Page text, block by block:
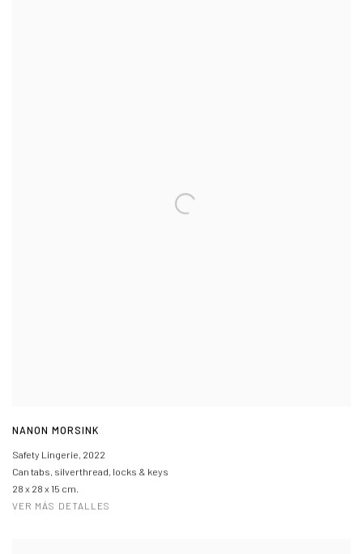
NANON MORSINK
Safety Lingerie, 2022
Can tabs, silverthread, locks & keys
28 x 28 x 15 cm.
VER MÁS DETALLES